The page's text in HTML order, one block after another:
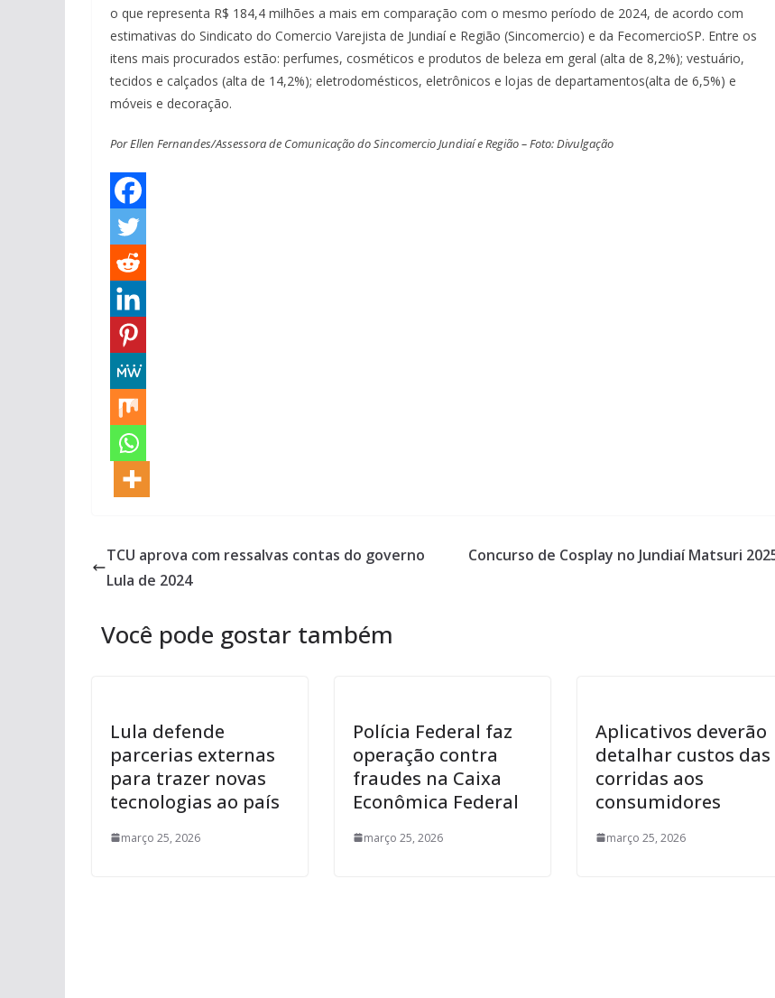
o que representa R$ 184,4 milhões a mais em comparação com o mesmo período de 2024, de acordo com
estimativas do Sindicato do Comercio Varejista de Jundiaí e Região (Sincomercio) e da FecomercioSP. Entre os
itens mais procurados estão: perfumes, cosméticos e produtos de beleza em geral (alta de 8,2%); vestuário,
tecidos e calçados (alta de 14,2%); eletrodomésticos, eletrônicos e lojas de departamentos(alta de 6,5%) e
móveis e decoração.
Por Ellen Fernandes/Assessora de Comunicação do Sincomercio Jundiaí e Região – Foto: Divulgação
TCU aprova com ressalvas contas do governo
Lula de 2024
Concurso de Cosplay no Jundiaí Matsuri
Você pode gostar também
Lula defende
parcerias externas
para trazer novas
tecnologias ao país
março 25, 2026
Polícia Federal faz
operação contra
fraudes na Caixa
Econômica Federal
março 25, 2026
Aplicativos deverão
detalhar custos das
corridas aos
consumidores
março 25, 2026